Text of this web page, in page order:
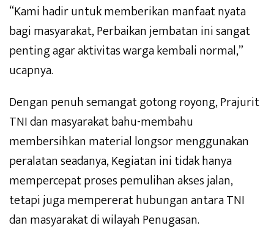
“Kami hadir untuk memberikan manfaat nyata
bagi masyarakat, Perbaikan jembatan ini sangat
penting agar aktivitas warga kembali normal,”
ucapnya.
Dengan penuh semangat gotong royong, Prajurit
TNI dan masyarakat bahu-membahu
membersihkan material longsor menggunakan
peralatan seadanya, Kegiatan ini tidak hanya
mempercepat proses pemulihan akses jalan,
tetapi juga mempererat hubungan antara TNI
dan masyarakat di wilayah Penugasan.